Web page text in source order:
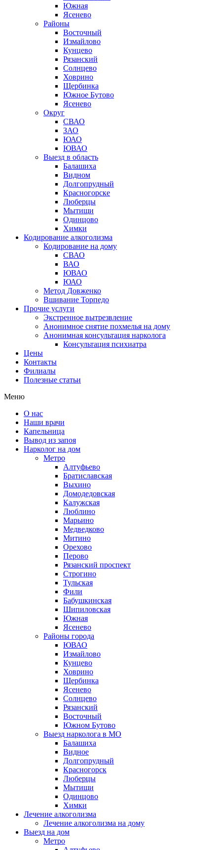
Южная
Ясенево
Районы
Восточный
Измайлово
Кунцево
Рязанский
Солнцево
Ховрино
Щербинка
Южное Бутово
Ясенево
Округ
СВАО
ЗАО
ЮАО
ЮВАО
Выезд в область
Балашиха
Видном
Долгопрудный
Красногорске
Люберцы
Мытищи
Одинцово
Химки
Кодирование алкоголизма
Кодирование на дому
СВАО
ВАО
ЮВАО
ЮАО
Метод Довженко
Вшивание Торпедо
Прочие услуги
Экстренное вытрезвление
Анонимное снятие похмелья на дому
Анонимная консультация нарколога
Консультация психиатра
Цены
Контакты
Филиалы
Полезные статьи
Меню
О нас
Наши врачи
Капельница
Вывод из запоя
Нарколог на дом
Метро
Алтуфьево
Братиславская
Выхино
Домодедовская
Калужская
Люблино
Марьино
Медведково
Митино
Орехово
Перово
Рязанский проспект
Строгино
Тульская
Фили
Бабушкинская
Шипиловская
Южная
Ясенево
Районы города
ЮВАО
Измайлово
Кунцево
Ховрино
Щербинка
Ясенево
Солнцево
Рязанский
Восточный
Южном Бутово
Выезд нарколога в МО
Балашиха
Видное
Долгопрудный
Красногорск
Люберцы
Мытищи
Одинцово
Химки
Лечение алкоголизма
Лечение алкоголизма на дому
Выезд на дом
Метро